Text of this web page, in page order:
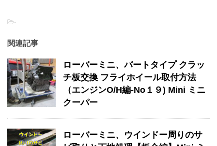
-
関連記事
ローバーミニ、バートタイプ クラッ
チ板交換 フライホイール取付方法
（エンジンO/H編-No１９) Mini ミニ
クーパー
ローバーミニ、ウインドー周りのサ